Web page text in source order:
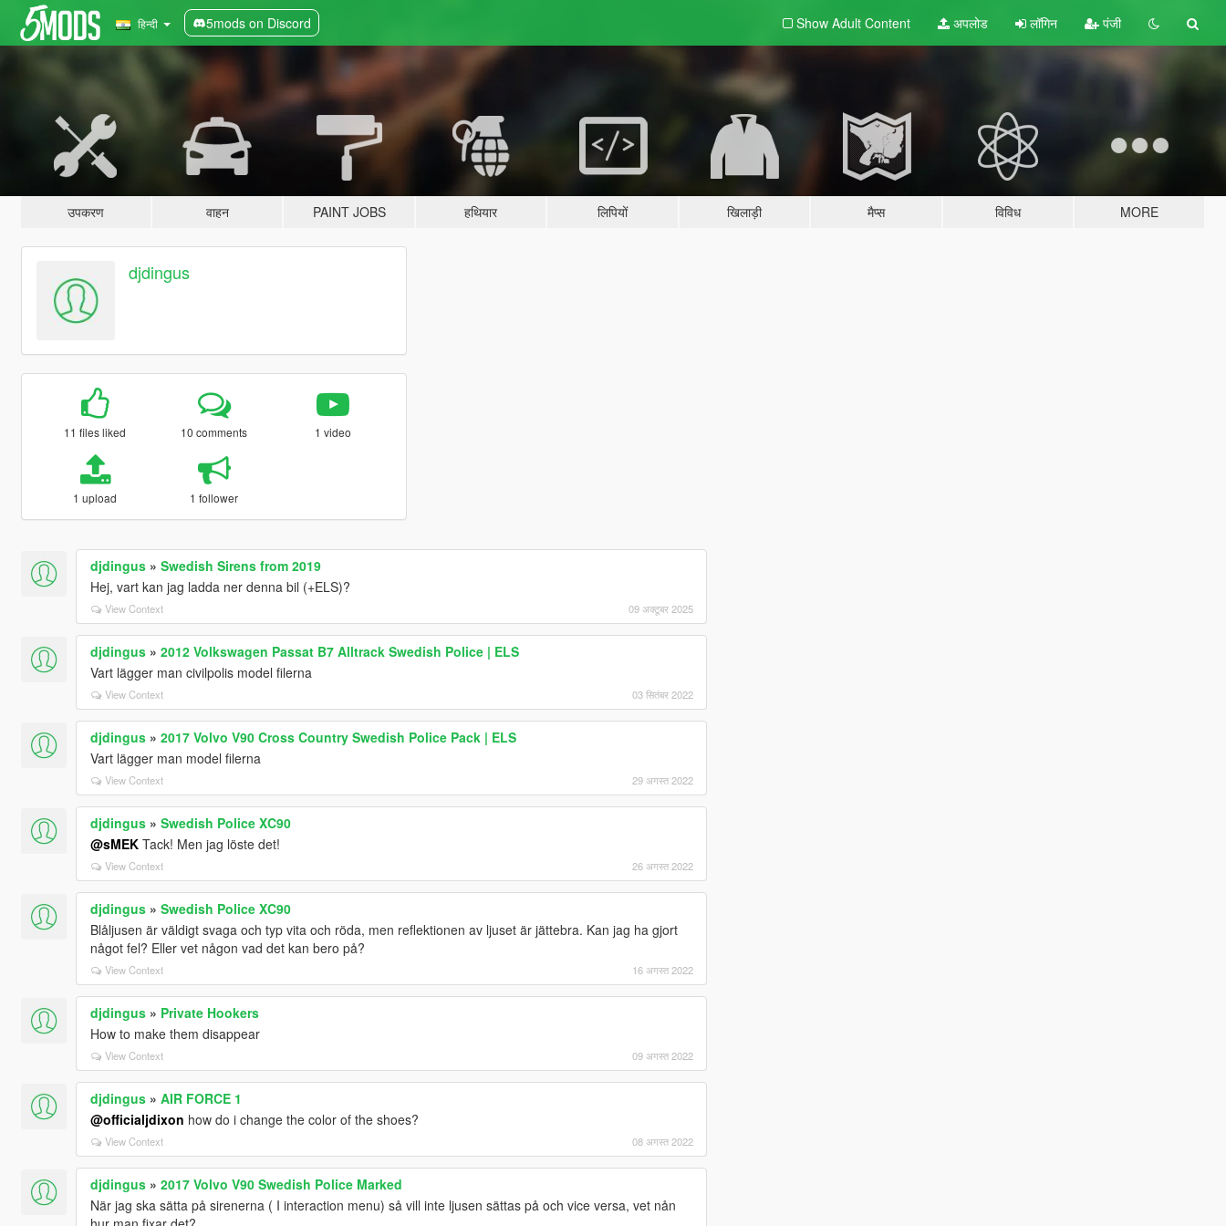
हिन्दी 5mods on Discord Show Adult Content अपलोड लॉगिन पंजी
उपकरण वाहन PAINT JOBS हथियार लिपियों खिलाड़ी मैप्स विविध MORE
djdingus
11 files liked 10 comments 1 video
1 upload 1 follower
djdingus» Swedish Sirens from 2019
Hej, vart kan jag ladda ner denna bil (+ELS)?
View Context 09 अक्टूबर 2025
djdingus» 2012 Volkswagen Passat B7 Alltrack Swedish Police | ELS
Vart lägger man civilpolis model filerna
View Context 03 सितंबर 2022
djdingus» 2017 Volvo V90 Cross Country Swedish Police Pack | ELS
Vart lägger man model filerna
View Context 29 अगस्त 2022
djdingus» Swedish Police XC90
@sMEKTack! Men jag löste det!
View Context 26 अगस्त 2022
djdingus» Swedish Police XC90
Blåljusen är väldigt svaga och typ vita och röda, men reflektionen av ljuset är jättebra. Kan jag ha gjort
något fel? Eller vet någon vad det kan bero på?
View Context 16 अगस्त 2022
djdingus» Private Hookers
How to make them disappear
View Context 09 अगस्त 2022
djdingus» AIR FORCE 1
@officialjdixon how do i change the color of the shoes?
View Context 08 अगस्त 2022
djdingus» 2017 Volvo V90 Swedish Police Marked
När jag ska sätta på sirenerna ( I interaction menu) så vill inte ljusen sättas på och vice versa, vet nån